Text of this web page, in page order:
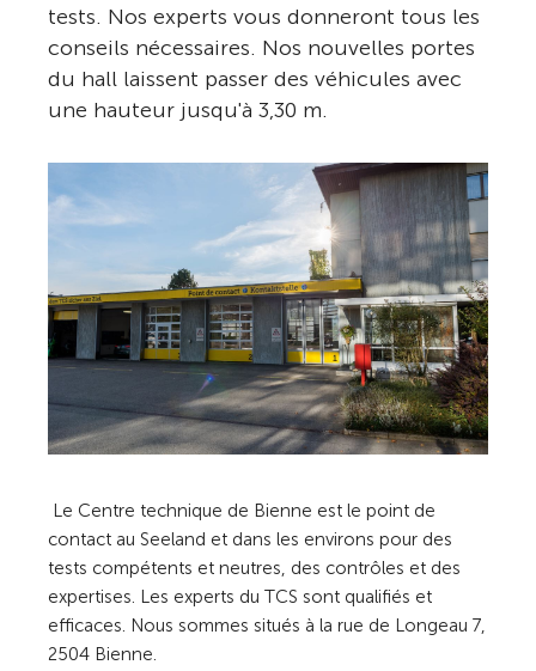
tests. Nos experts vous donneront tous les
conseils nécessaires. Nos nouvelles portes
du hall laissent passer des véhicules avec
une hauteur jusqu'à 3,30 m.
Le Centre technique de Bienne est le point de
contact au Seeland et dans les environs pour des
tests compétents et neutres, des contrôles et des
expertises. Les experts du TCS sont qualifiés et
efficaces. Nous sommes situés à la rue de Longeau 7,
2504 Bienne.